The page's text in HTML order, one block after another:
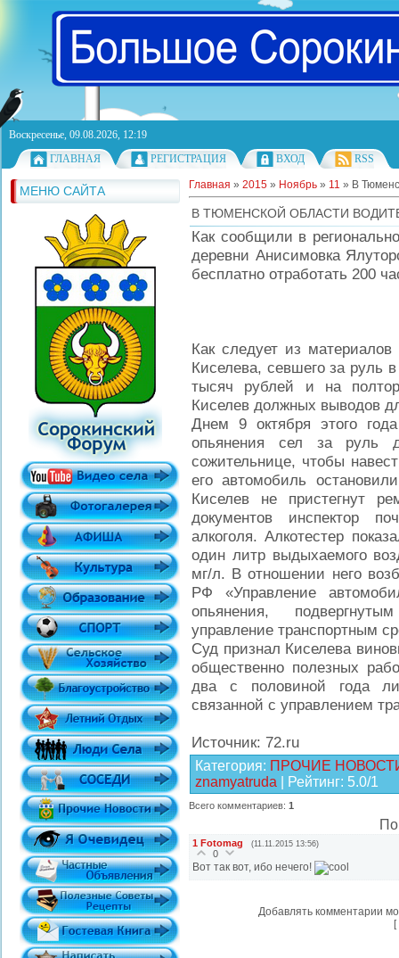
Воскресенье, 09.08.2026, 12:19
ГЛАВНАЯ
РЕГИСТРАЦИЯ ВХОД RSS
МЕНЮ САЙТА Главная » 2015 » Ноябрь » 11 » В
В ТЮМЕНСКОЙ ОБЛАСТИ
Как сообщили в
деревни Анисимовка
бесплатно отработать 200
Как следует из
Киселева, севшего за руль
тысяч рублей и на
Киселев должных выводов
Днем 9 октября этого
опьянения сел за руль
сожительнице, чтобы
его автомобиль
Киселев не пристегнут
документов инспектор
алкоголя. Алкотестер
один литр выдыхаемого
мг/л. В отношении него
РФ «Управление
опьянения,
управление транспортным
Суд признал Киселева
общественно полезных
два с половиной года
связанной с управлением
Источник: 72.ru
Категория: ПРОЧИЕ
znamyatruda
Рейтинг: 5.0/1
Всего комментариев: 1
1 Fotomag (11.11.2015 13:56)
0
Вот так вот, ибо нечего!
Добавлять комментарии
[